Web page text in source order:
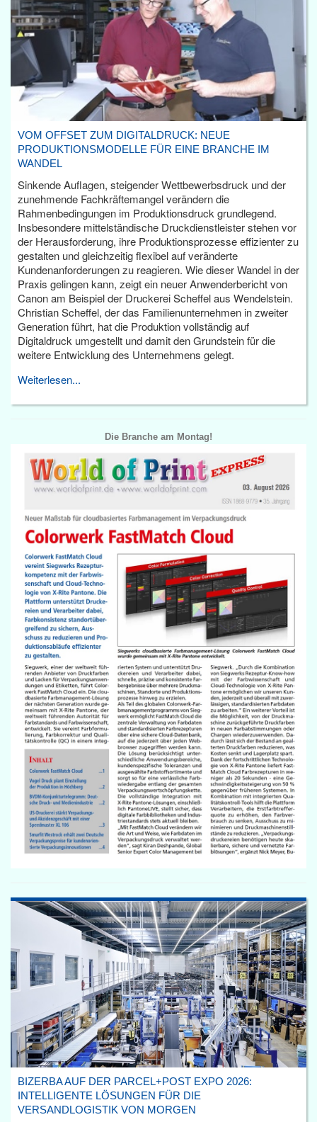
VOM OFFSET ZUM DIGITALDRUCK: NEUE
PRODUKTIONSMODELLE FÜR EINE BRANCHE IM
WANDEL
Sinkende Auflagen, steigender Wettbewerbsdruck und der
zunehmende Fachkräftemangel verändern die
Rahmenbedingungen im Produktionsdruck grundlegend.
Insbesondere mittelständische Druckdienstleister stehen vor
der Herausforderung, ihre Produktionsprozesse effizienter zu
gestalten und gleichzeitig flexibel auf veränderte
Kundenanforderungen zu reagieren. Wie dieser Wandel in der
Praxis gelingen kann, zeigt ein neuer Anwenderbericht von
Canon am Beispiel der Druckerei Scheffel aus Wendelstein.
Christian Scheffel, der das Familienunternehmen in zweiter
Generation führt, hat die Produktion vollständig auf
Digitaldruck umgestellt und damit den Grundstein für die
weitere Entwicklung des Unternehmens gelegt.
Weiterlesen...
Die Branche am Montag!
BIZERBA AUF DER PARCEL+POST EXPO 2026:
INTELLIGENTE LÖSUNGEN FÜR DIE
VERSANDLOGISTIK VON MORGEN